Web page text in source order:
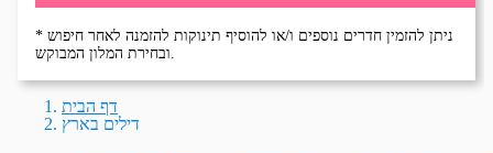
* ניתן להזמין חדרים נוספים ו/או להוסיף תינוקות להזמנה לאחר חיפוש
ובחירת המלון המבוקש.
דף הבית
דילים בארץ